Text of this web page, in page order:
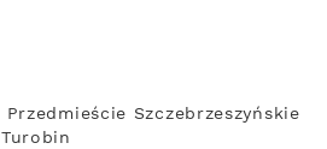
Przedmieście Szczebrzeszyńskie
Turobin